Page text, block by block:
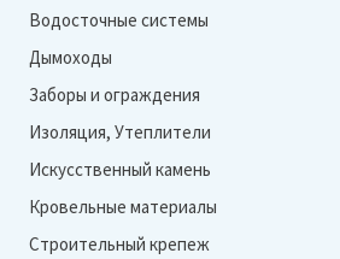
Водосточные системы
Дымоходы
Заборы и ограждения
Изоляция, Утеплители
Искусственный камень
Кровельные материалы
Строительный крепеж